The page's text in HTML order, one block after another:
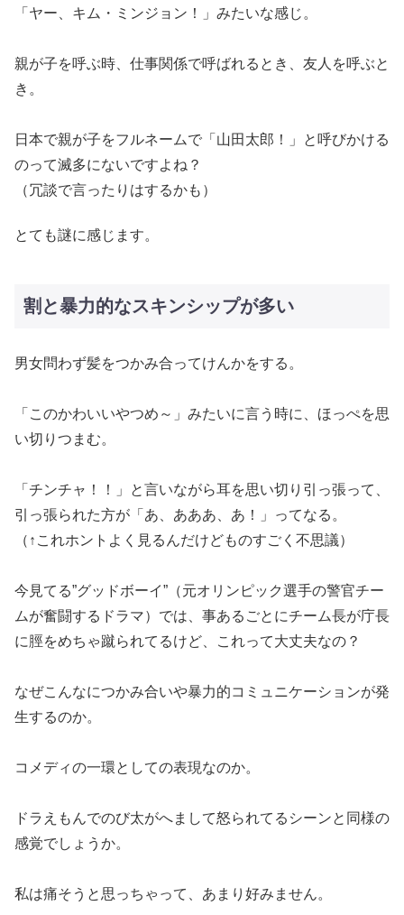
「ヤー、キム・ミンジョン！」みたいな感じ。
親が子を呼ぶ時、仕事関係で呼ばれるとき、友人を呼ぶと
き。
日本で親が子をフルネームで「山田太郎！」と呼びかける
のって滅多にないですよね？
（冗談で言ったりはするかも）
とても謎に感じます。
割と暴力的なスキンシップが多い
男女問わず髪をつかみ合ってけんかをする。
「このかわいいやつめ～」みたいに言う時に、ほっぺを思
い切りつまむ。
「チンチャ！！」と言いながら耳を思い切り引っ張って、
引っ張られた方が「あ、あああ、あ！」ってなる。
（↑これホントよく見るんだけどものすごく不思議）
今見てる”グッドボーイ”（元オリンピック選手の警官チー
ムが奮闘するドラマ）では、事あるごとにチーム長が庁長
に脛をめちゃ蹴られてるけど、これって大丈夫なの？
なぜこんなにつかみ合いや暴力的コミュニケーションが発
生するのか。
コメディの一環としての表現なのか。
ドラえもんでのび太がへまして怒られてるシーンと同様の
感覚でしょうか。
私は痛そうと思っちゃって、あまり好みません。